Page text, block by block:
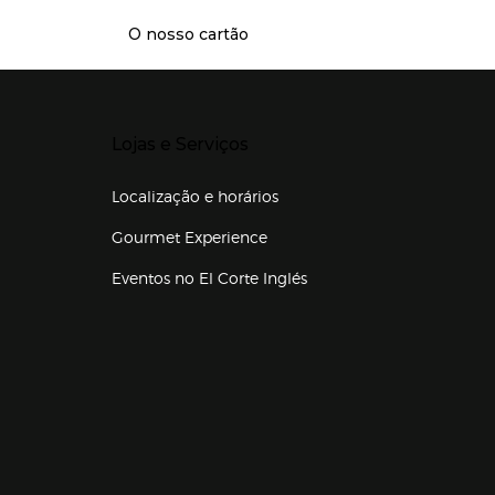
O nosso cartão
Localização e horários
Gourmet Experience
Eventos no El Corte Inglés